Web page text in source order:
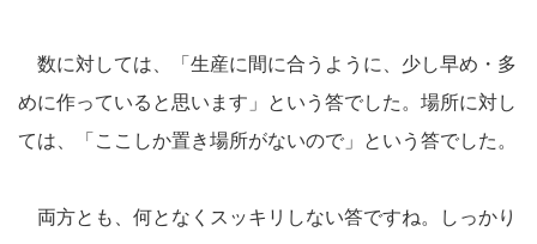
数に対しては、「生産に間に合うように、少し早め・多
めに作っていると思います」という答でした。場所に対し
ては、「ここしか置き場所がないので」という答でした。
両方とも、何となくスッキリしない答ですね。しっかり